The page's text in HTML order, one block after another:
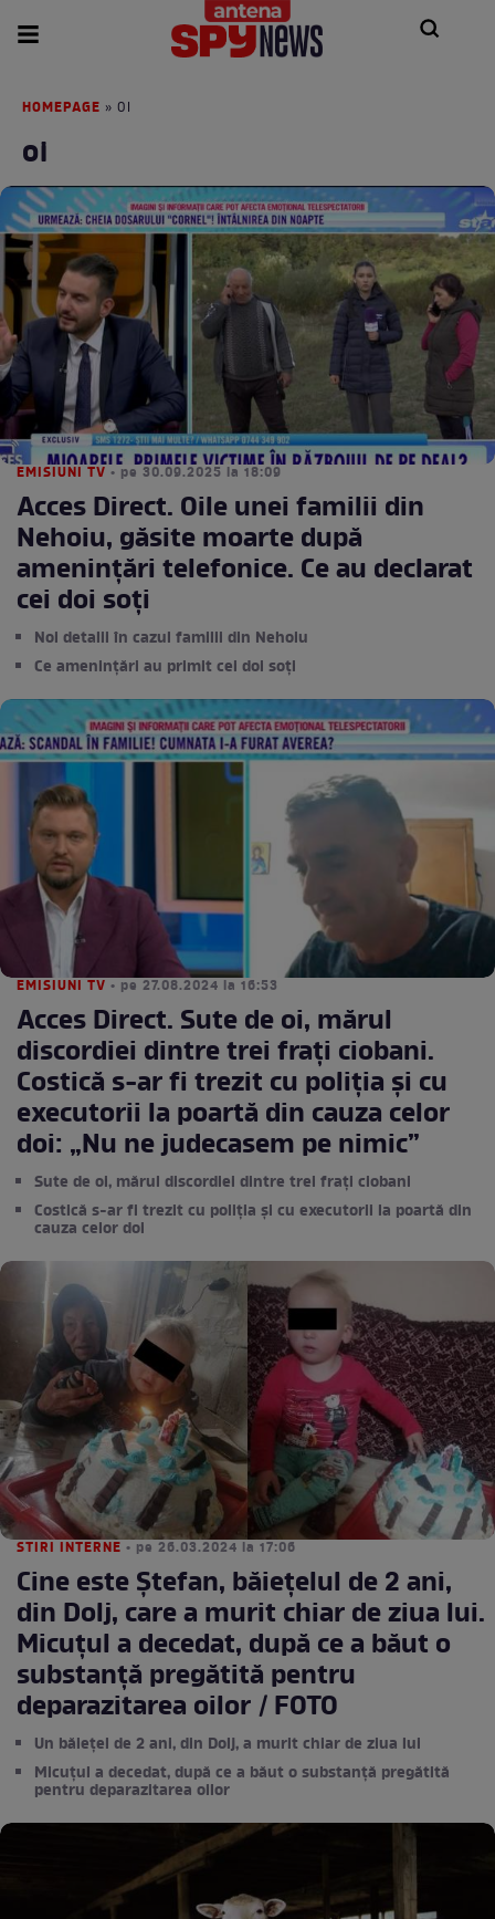
HOMEPAGE » OI
oi
EMISIUNI TV • pe 30.09.2025 la 18:09
Acces Direct. Oile unei familii din
Nehoiu, găsite moarte după
amenințări telefonice. Ce au declarat
cei doi soți
Noi detalii în cazul familii din Nehoiu
Ce amenințări au primit cei doi soți
EMISIUNI TV • pe 27.08.2024 la 16:53
Acces Direct. Sute de oi, mărul
discordiei dintre trei frați ciobani.
Costică s-ar fi trezit cu poliția și cu
executorii la poartă din cauza celor
doi: „Nu ne judecasem pe nimic”
Sute de oi, mărul discordiei dintre trei frați ciobani
Costică s-ar fi trezit cu poliția și cu executorii la poartă din
cauza celor doi
STIRI INTERNE • pe 26.03.2024 la 17:06
Cine este Ștefan, băiețelul de 2 ani,
din Dolj, care a murit chiar de ziua lui.
Micuțul a decedat, după ce a băut o
substanță pregătită pentru
deparazitarea oilor / FOTO
Un băiețel de 2 ani, din Dolj, a murit chiar de ziua lui
Micuțul a decedat, după ce a băut o substanță pregătită
pentru deparazitarea oilor